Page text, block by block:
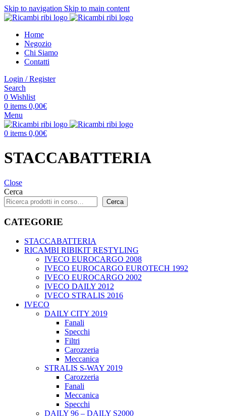
Skip to navigation Skip to main content
Home
Negozio
Chi Siamo
Contatti
Login / Register
Search
0 Wishlist
0 items 0,00€
Menu
0 items 0,00€
STACCABATTERIA
Close
Cerca
Cerca
CATEGORIE
STACCABATTERIA
RICAMBI RIBIKIT RESTYLING
IVECO EUROCARGO 2008
IVECO EUROCARGO EUROTECH 1992
IVECO EUROCARGO 2002
IVECO DAILY 2012
IVECO STRALIS 2016
IVECO
DAILY CITY 2019
Fanali
Specchi
Filtri
Carozzeria
Meccanica
STRALIS S-WAY 2019
Carozzeria
Fanali
Meccanica
Specchi
DAILY 96 – DAILY S2000